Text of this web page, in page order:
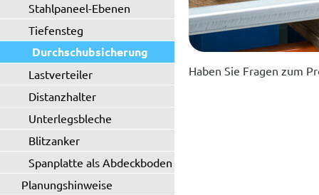
Stahlpaneel-Ebenen
Tiefensteg
Durchschubsicherung
Lastverteiler
Distanzhalter
Unterlegsbleche
Blitzanker
Spanplatte als Abdeckboden
Planungshinweise
Haben Sie Fragen zum